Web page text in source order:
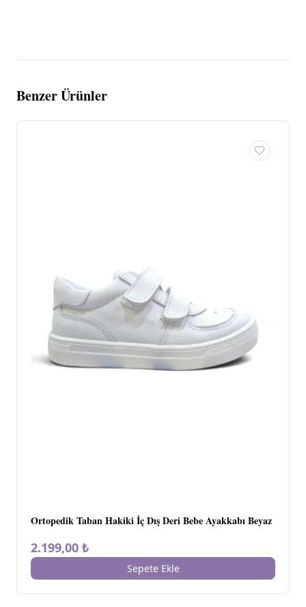
Benzer Ürünler
Ortopedik Taban Hakiki İç Dış Deri Bebe Ayakkabı Beyaz
2.199,00 ₺
Sepete Ekle